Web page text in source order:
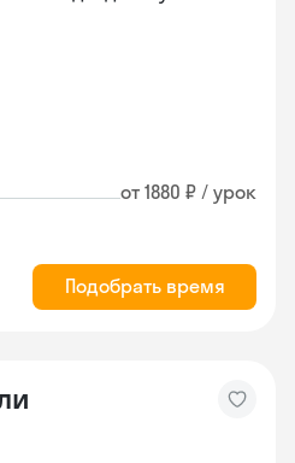
от 1880 ₽ / урок
Подобрать время